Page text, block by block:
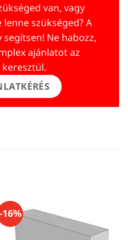
van, vagy
szükséged? A
Ne habozz,
ajánlatot az
-16%